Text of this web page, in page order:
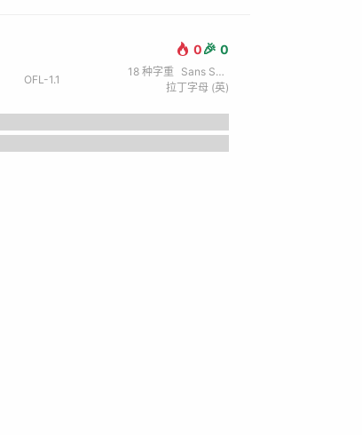
lazy dog.
в ночи.
0🎉 0
OFL-1.1
18 种字重
Sans Serif / 无衬线
拉丁字母 (英)